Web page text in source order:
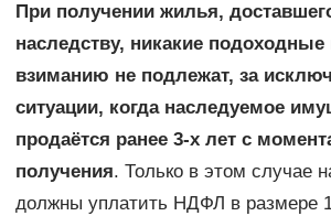
При получении жилья,
наследству, никакие подоходные
взиманию не подлежат, за
ситуации, когда наследуемое
продаётся ранее 3-х лет с
получения. Только в этом случае
должны уплатить НДФЛ в размере